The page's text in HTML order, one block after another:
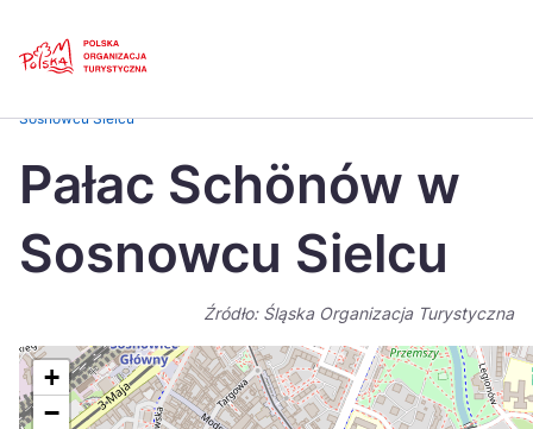
Česká
Dansk
Italiano
Nederlands 日本
Sosnowcu Sielcu
Pałac Schönów w
Sosnowcu Sielcu
Źródło: Śląska Organizacja Turystyczna
+
−